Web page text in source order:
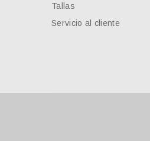
Tallas
Servicio al cliente